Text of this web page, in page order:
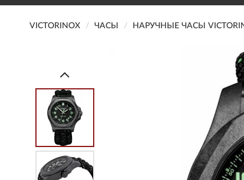
VICTORINOX ЧАСЫ НАРУЧНЫЕ ЧАСЫ